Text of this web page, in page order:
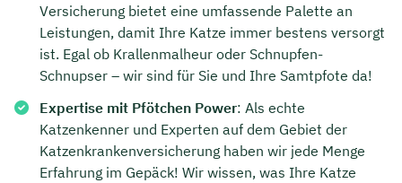
Versicherung bietet eine umfassende Palette an
Leistungen, damit Ihre Katze immer bestens versorgt
ist. Egal ob Krallenmalheur oder Schnupfen-
Schnupser – wir sind für Sie und Ihre Samtpfote da!
Expertise mit Pfötchen Power: Als echte
Katzenkenner und Experten auf dem Gebiet der
Katzenkrankenversicherung haben wir jede Menge
Erfahrung im Gepäck! Wir wissen, was Ihre Katze